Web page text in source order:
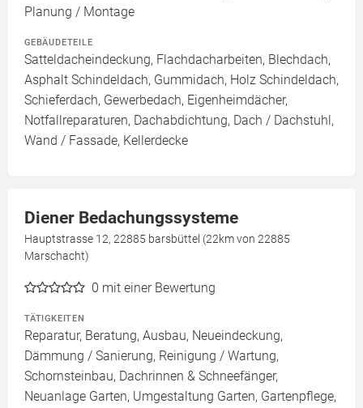
Planung / Montage
GEBÄUDETEILE
Satteldacheindeckung, Flachdacharbeiten, Blechdach,
Asphalt Schindeldach, Gummidach, Holz Schindeldach,
Schieferdach, Gewerbedach, Eigenheimdächer,
Notfallreparaturen, Dachabdichtung, Dach / Dachstuhl,
Wand / Fassade, Kellerdecke
Diener Bedachungssysteme
Hauptstrasse 12, 22885 barsbüttel (22km von 22885
Marschacht)
0 mit einer Bewertung
TÄTIGKEITEN
Reparatur, Beratung, Ausbau, Neueindeckung,
Dämmung / Sanierung, Reinigung / Wartung,
Schornsteinbau, Dachrinnen & Schneefänger,
Neuanlage Garten, Umgestaltung Garten, Gartenpflege,